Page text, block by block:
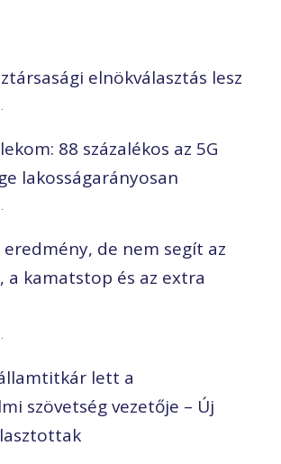
elnökválasztás lesz
88 százalékos az 5G
lakosságarányosan
eredmény, de nem segít az
a kamatstop és az extra
lett a
szövetség vezetője – Új